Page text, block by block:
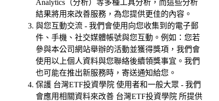
Analytics（分析）等多種工具分析，而這些分析
結果將用來改善服務，為您提供更佳的內容。
與您互動交流 - 我們會使用向您收集到的電子郵
件、手機、社交媒體帳號與您互動。例如：您若
參與本公司網站舉辦的活動並獲得獎項，我們會
使用以上個人資料與您聯絡後續領獎事宜。我們
也可能在推出新服務時，寄送通知給您。
保護 台灣ETF投資學院 使用者和一般大眾 - 我們
會應用相關資料來改善 台灣ETF投資學院 所提供